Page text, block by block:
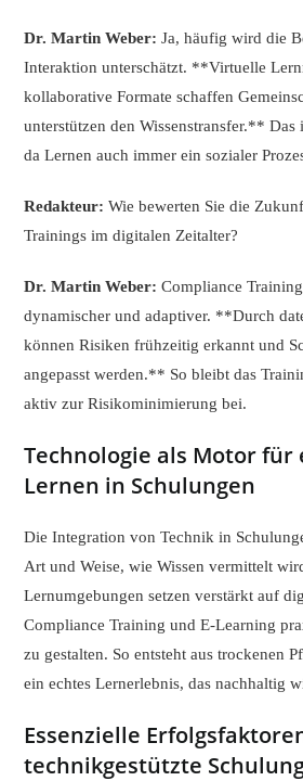
Dr. Martin Weber: Ja, häufig wird die
Interaktion unterschätzt. **Virtuelle
kollaborative Formate schaffen
unterstützen den Wissenstransfer.** Das
da Lernen auch immer ein sozialer
Redakteur: Wie bewerten Sie die
Trainings im digitalen Zeitalter?
Dr. Martin Weber: Compliance
dynamischer und adaptiver. **Durch
können Risiken frühzeitig erkannt und
angepasst werden.** So bleibt das
aktiv zur Risikominimierung bei.
Technologie als Motor für
Lernen in Schulungen
Die Integration von Technik in
Art und Weise, wie Wissen vermittelt
Lernumgebungen setzen verstärkt auf
Compliance Training und E-Learning
zu gestalten. So entsteht aus trockenen
ein echtes Lernerlebnis, das nachhaltig
Essenzielle
technikgestützte